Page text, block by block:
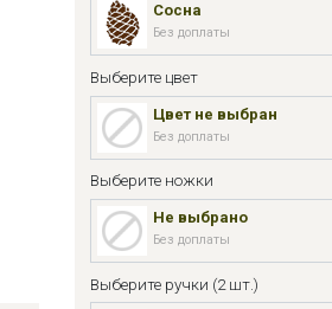
Сосна
Без доплаты
Выберите цвет
Цвет не выбран
Без доплаты
Выберите ножки
Не выбрано
Без доплаты
Выберите ручки (2 шт.)